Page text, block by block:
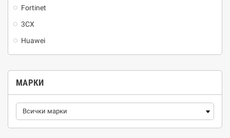
Fortinet
3CX
Huawei
МАРКИ